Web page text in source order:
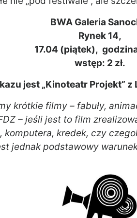
BWA Galeria
Rynek 14,
17.04 (piątek),
wstęp: 2 zł.
jest „Kinoteatr Projekt” z
krótkie filmy – fabuły,
– jeśli jest to film
kredek, czy
jednak podstawowy